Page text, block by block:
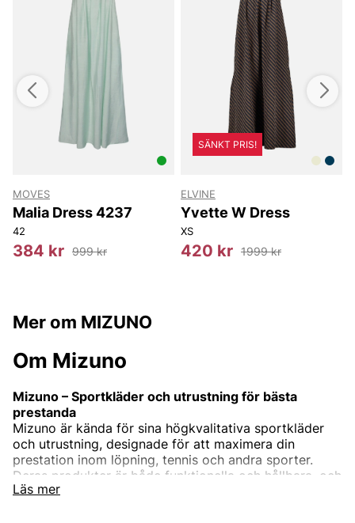
MOVES
Malia Dress 4237
42
384 kr 999 kr
SÄNKT PRIS!
ELVINE
Yvette W Dress
XS
420 kr 1999 kr
Mer om MIZUNO
Läs mer
Om Mizuno
Mizuno – Sportkläder och utrustning för bästa
prestanda
Mizuno är kända för sina högkvalitativa sportkläder
och utrustning, designade för att maximera din
prestation inom löpning, tennis och andra sporter.
Deras produkter är både funktionella och hållbara, och
ger dig den komfort du behöver för att prestera på